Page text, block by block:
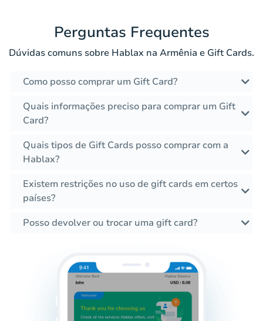
Perguntas Frequentes
Dúvidas comuns sobre Hablax na Armênia e Gift Cards.
Como posso comprar um Gift Card?
Quais informações preciso para comprar um Gift
Card?
Quais tipos de Gift Cards posso comprar com a
Hablax?
Existem restrições no uso de gift cards em certos
países?
Posso devolver ou trocar uma gift card?